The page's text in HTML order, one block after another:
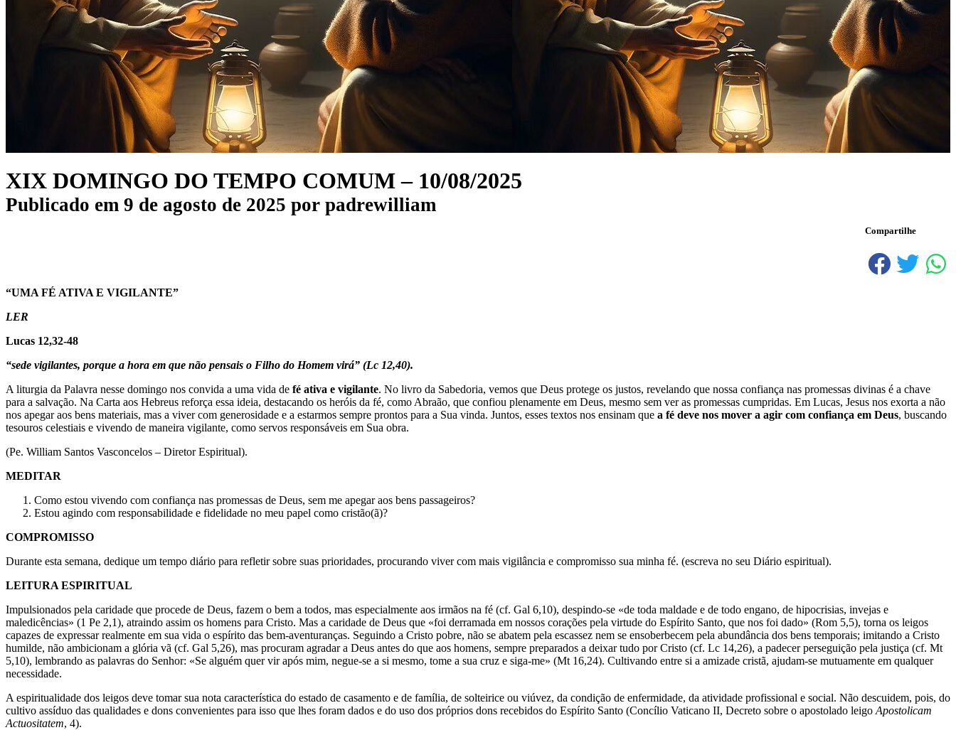
XIX DOMINGO DO TEMPO COMUM – 10/08/2025
Publicado em 9 de agosto de 2025 por padrewilliam
Compartilhe
“UMA FÉ ATIVA E VIGILANTE”
LER
Lucas 12,32-48
“sede vigilantes, porque a hora em que não pensais o Filho do Homem virá” (Lc 12,40).
A liturgia da Palavra nesse domingo nos convida a uma vida de fé ativa e vigilante. No livro da Sabedoria, vemos que Deus protege os justos, revelando que nossa confiança nas promessas divinas é a chave
para a salvação. Na Carta aos Hebreus reforça essa ideia, destacando os heróis da fé, como Abraão, que confiou plenamente em Deus, mesmo sem ver as promessas cumpridas. Em Lucas, Jesus nos exorta a não
nos apegar aos bens materiais, mas a viver com generosidade e a estarmos sempre prontos para a Sua vinda. Juntos, esses textos nos ensinam que a fé deve nos mover a agir com confiança em Deus, buscando
tesouros celestiais e vivendo de maneira vigilante, como servos responsáveis em Sua obra.
(Pe. William Santos Vasconcelos – Diretor Espiritual).
MEDITAR
Como estou vivendo com confiança nas promessas de Deus, sem me apegar aos bens passageiros?
Estou agindo com responsabilidade e fidelidade no meu papel como cristão(ã)?
COMPROMISSO
Durante esta semana, dedique um tempo diário para refletir sobre suas prioridades, procurando viver com mais vigilância e compromisso sua minha fé. (escreva no seu Diário espiritual).
LEITURA ESPIRITUAL
Impulsionados pela caridade que procede de Deus, fazem o bem a todos, mas especialmente aos irmãos na fé (cf. Gal 6,10), despindo-se «de toda maldade e de todo engano, de hipocrisias, invejas e
maledicências» (1 Pe 2,1), atraindo assim os homens para Cristo. Mas a caridade de Deus que «foi derramada em nossos corações pela virtude do Espírito Santo, que nos foi dado» (Rom 5,5), torna os leigos
capazes de expressar realmente em sua vida o espírito das bem-aventuranças. Seguindo a Cristo pobre, não se abatem pela escassez nem se ensoberbecem pela abundância dos bens temporais; imitando a Cristo
humilde, não ambicionam a glória vã (cf. Gal 5,26), mas procuram agradar a Deus antes do que aos homens, sempre preparados a deixar tudo por Cristo (cf. Lc 14,26), a padecer perseguição pela justiça (cf. Mt
5,10), lembrando as palavras do Senhor: «Se alguém quer vir após mim, negue-se a si mesmo, tome a sua cruz e siga-me» (Mt 16,24). Cultivando entre si a amizade cristã, ajudam-se mutuamente em qualquer
necessidade.
A espiritualidade dos leigos deve tomar sua nota característica do estado de casamento e de família, de solteirice ou viúvez, da condição de enfermidade, da atividade profissional e social. Não descuidem, pois, do
cultivo assíduo das qualidades e dons convenientes para isso que lhes foram dados e do uso dos próprios dons recebidos do Espírito Santo (Concílio Vaticano II, Decreto sobre o apostolado leigo Apostolicam
Actuositatem, 4).